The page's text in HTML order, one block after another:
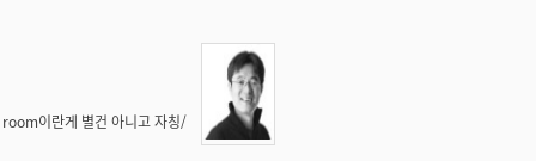
이란게 별건 아니고 자칭/